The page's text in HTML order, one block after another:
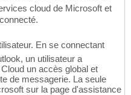
cloud de Microsoft et
En se connectant
un utilisateur a
un accès global et
de messagerie. La seule
sur la page d'assistance